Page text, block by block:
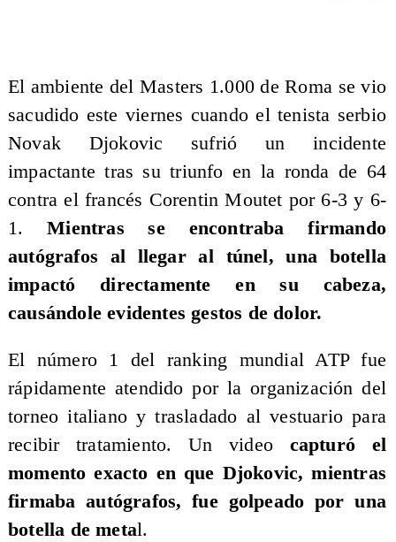
El ambiente del Masters 1.000 de Roma se vio
sacudido este viernes cuando el tenista serbio
Novak Djokovic sufrió un incidente
impactante tras su triunfo en la ronda de 64
contra el francés Corentin Moutet por 6-3 y 6-
1.Mientras se encontraba firmando
autógrafos al llegar al túnel, una botella
impactó directamente en su cabeza,
causándole evidentes gestos de dolor.
El número 1 del ranking mundial ATP fue
rápidamente atendido por la organización del
torneo italiano y trasladado al vestuario para
recibir tratamiento. Un video capturó el
momento exacto en que Djokovic, mientras
firmaba autógrafos, fue golpeado por una
botella de metal.